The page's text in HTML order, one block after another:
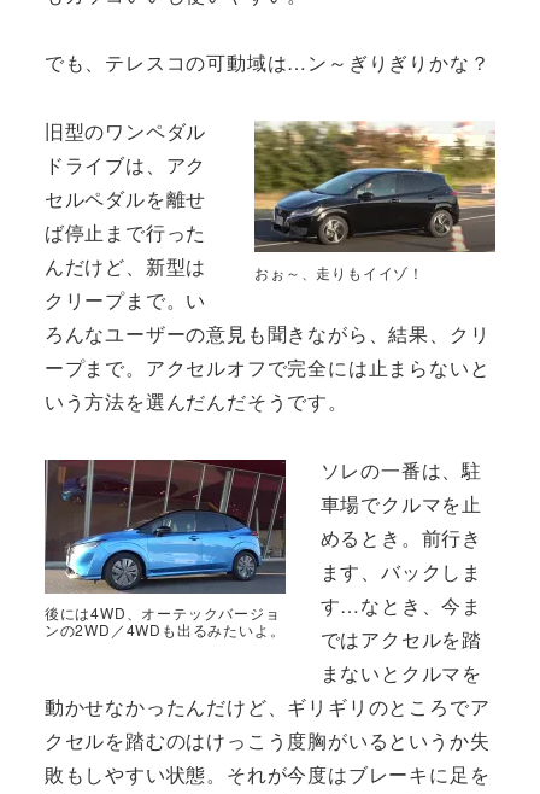
でも、テレスコの可動域は…ン～ぎりぎりかな？
おぉ～、走りもイイゾ！
旧型のワンペダル
ドライブは、アク
セルペダルを離せ
ば停止まで行った
んだけど、新型は
クリープまで。い
ろんなユーザーの意見も聞きながら、結果、クリ
ープまで。アクセルオフで完全には止まらないと
いう方法を選んだんだそうです。
後には4WD、オーテックバージョ
ンの2WD／4WDも出るみたいよ。
ソレの一番は、駐
車場でクルマを止
めるとき。前行き
ます、バックしま
す…なとき、今ま
ではアクセルを踏
まないとクルマを
動かせなかったんだけど、ギリギリのところでア
クセルを踏むのはけっこう度胸がいるというか失
敗もしやすい状態。それが今度はブレーキに足を